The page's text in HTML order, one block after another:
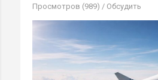
Просмотров (989) / Обсудить